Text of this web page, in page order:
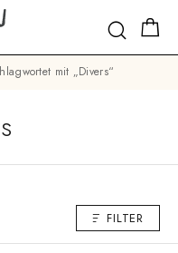
mit „Divers“
FILTER